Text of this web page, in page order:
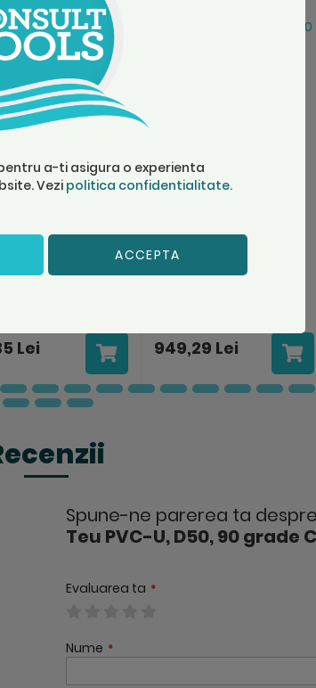
admisie beton
piscina lipire
Pool
Lei
Compara
SKU: EM40RN
949,29 Lei
Spune-ne parerea ta
Teu PVC-U, D50, 90 grade
Evaluarea ta
star
stars
stars
stars
stars
Nume
a-ti asigura o experienta
Vezipolitica confidentialitate.
ACCEPTA